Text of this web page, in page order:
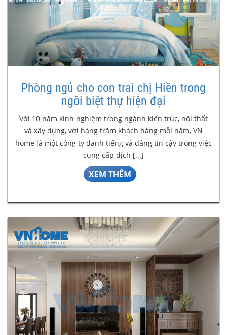
Phòng ngủ cho con trai chị Hiền trong
ngôi biệt thự hiện đại
Với 10 năm kinh nghiệm trong ngành kiến trúc, nội thất
và xây dựng, với hàng trăm khách hàng mỗi năm, VN
home là một công ty danh tiếng và đáng tin cậy trong việc
cung cấp dịch [...]
XEM THÊM